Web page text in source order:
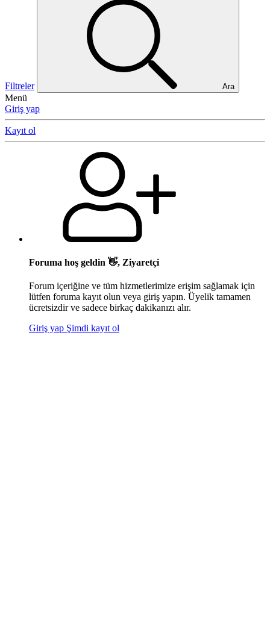
Filtreler Ara
Menü
Giriş yap
Kayıt ol
Foruma hoş geldin 👋, Ziyaretçi
Forum içeriğine ve tüm hizmetlerimize erişim sağlamak için
lütfen foruma kayıt olun veya giriş yapın. Üyelik tamamen
ücretsizdir ve sadece birkaç dakikanızı alır.
Giriş yap Şimdi kayıt ol